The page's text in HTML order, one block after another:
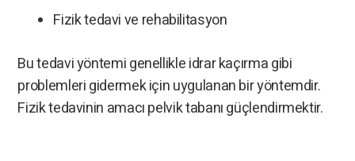
Fizik tedavi ve rehabilitasyon
Bu tedavi yöntemi genellikle idrar kaçırma gibi
problemleri gidermek için uygulanan bir yöntemdir.
Fizik tedavinin amacı pelvik tabanı güçlendirmektir.